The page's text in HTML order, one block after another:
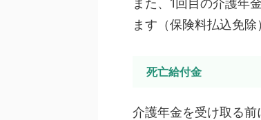
また、1回目の介護年
ます（保険料払込免除
死亡給付金
介護年金を受け取る